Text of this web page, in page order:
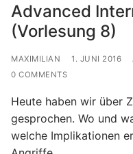
Advanced
(Vorlesung 8)
MAXIMILIAN 1. JUNI 2016
0 COMMENTS
Heute haben wir über
gesprochen. Wo und
welche Implikationen